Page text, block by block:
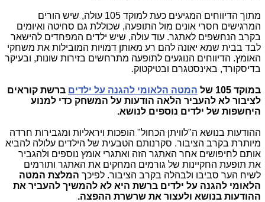
מתוך הדיווחים המגיעים כעת למוקד 105 עולה, שיש הורים
המרגישים חסרי אונים מול התופעה, שכוללת גם סחיטה ואיומים
בקרב הנחשפים לאתגר. עוד עולה, שיש ילדים המפחדים להישאר
לבד בבית שמא יאונה להם רע מאותן דמויות המובילות את משחקי
האומץ. הדיווחים הנוגעים לתופעה מתרחשים בזירות שונות, ובעיקר
בדיסקורד, באינסטגרם ובטיקטוק.
במוקד 105 של המטה הלאומי להגנה על ילדים ברשת קוראים
לציבור לא להעביר הלאה הודעות על המשחק כדי למנוע
היחשפות של ילדים נוספים לנושא.
ההודעות בנושא ה"לוויתן הכחול" הופכות ויראליות ומגבירות חרדה
מיותרת בקרב הציבור. סקרנותם הטבעית של הילדים עלולה להביא
אותם לחיפושים אחר האתגר הזה ואתגרי אומץ נוספים ולהגביר
את תופעת החקיינות של גורמים המחקים את האתגר ותורמים
לשיח הער סביבו ולבהלה בקרב הציבור. לפיכך המלצת המטה
הלאומי להגנה על ילדים ברשת היא לא להמשיך להעביר את
ההודעות בנושא ולעצור את שרשרת ההפצה.